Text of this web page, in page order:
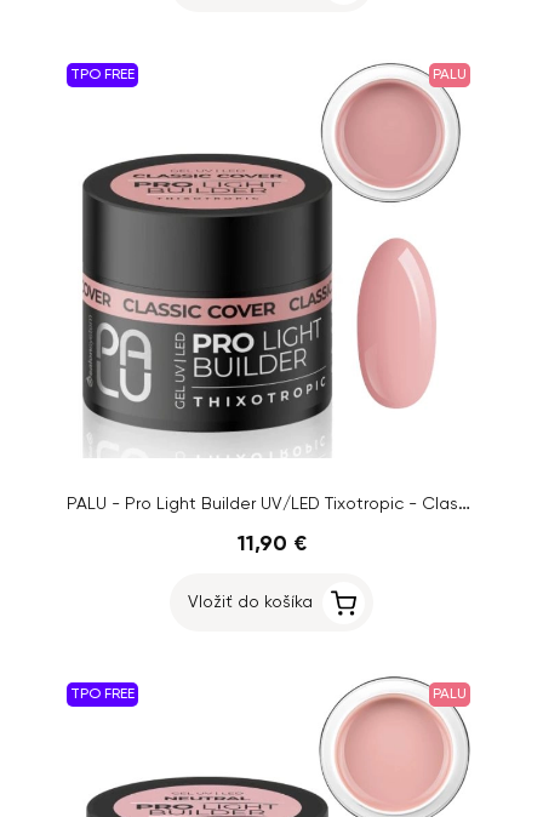
TPO FREE PALU
PALU - Pro Light Builder UV/LED Tixotropic - Classic Cover, 45g
11,90 €
Vložiť do košíka
TPO FREE PALU